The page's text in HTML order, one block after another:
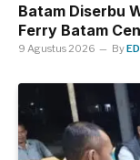
Batam Diserbu
Ferry Batam
9 Agustus 2026 By